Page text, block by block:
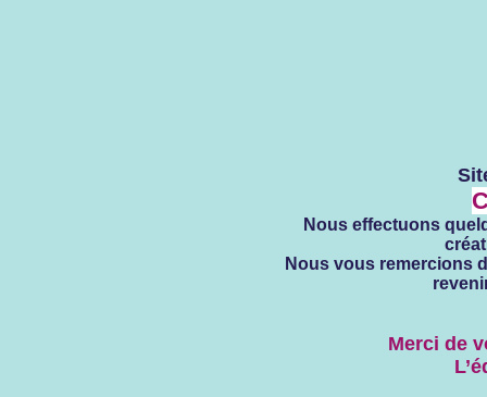
Nous effectuons
Nous vous remercions
Merci de